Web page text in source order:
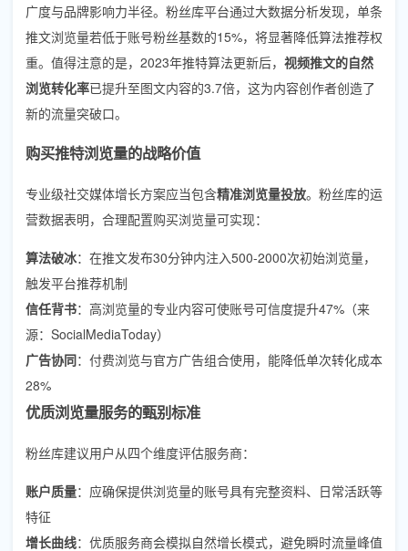
广度与品牌影响力半径。粉丝库平台通过大数据分析发现，单条
推文浏览量若低于账号粉丝基数的15%，将显著降低算法推荐权
重。值得注意的是，2023年推特算法更新后， 视频推文的自然
浏览转化率已提升至图文内容的3.7倍，这为内容创作者创造了
新的流量突破口。
购买推特浏览量的战略价值
专业级社交媒体增长方案应当包含精准浏览量投放。粉丝库的运
营数据表明，合理配置购买浏览量可实现：
算法破冰：在推文发布30分钟内注入500-2000次初始浏览量，
触发平台推荐机制
信任背书：高浏览量的专业内容可使账号可信度提升47%（来
源：SocialMediaToday）
广告协同：付费浏览与官方广告组合使用，能降低单次转化成本
28%
优质浏览量服务的甄别标准
粉丝库建议用户从四个维度评估服务商：
账户质量：应确保提供浏览量的账号具有完整资料、日常活跃等
特征
增长曲线：优质服务商会模拟自然增长模式，避免瞬时流量峰值